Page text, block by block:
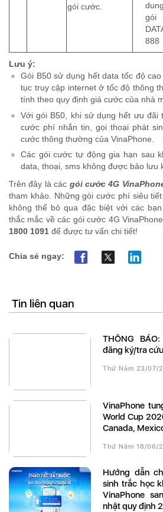
gói cước.
gói
888
Lưu ý:
Gói B50 sử dụng hết data tốc độ
tục truy cập internet ở tốc độ thông
tính theo quy định giá cước của nhà
Với gói B50, khi sử dụng hết ưu đãi
cước phí nhắn tin, gọi thoại phát
cước thông thường của VinaPhone.
Các gói cước tự động gia hạn sau
data, thoại, sms không được bảo lưu
Trên đây là các gói cước 4G
tham khảo. Những gói cước phí siêu
không thể bỏ qua đặc biệt với các
thắc mắc về các gói cước 4G
1800 1091 để được tư vấn chi tiết!
Chia sẻ ngay:
Tin liên quan
THÔNG BÁO: chuyển đổi đầu số
đăng ký/tra
Thứ Năm 23/07/
VinaPhone tung ưu đãi Roaming dịp
World Cup
Canada,
Thứ Năm 18/06/
Hướng dẫn chi tiết cách xác thực
sinh trắc học
VinaPhone
nhật quy định